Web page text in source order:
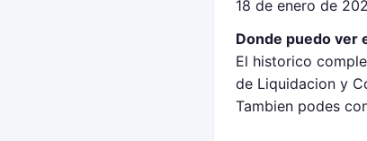
18 de enero de
Donde puedo ver
El historico
de Liquidacion y
Tambien podes